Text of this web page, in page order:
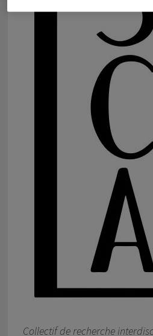
Collectif de recherche